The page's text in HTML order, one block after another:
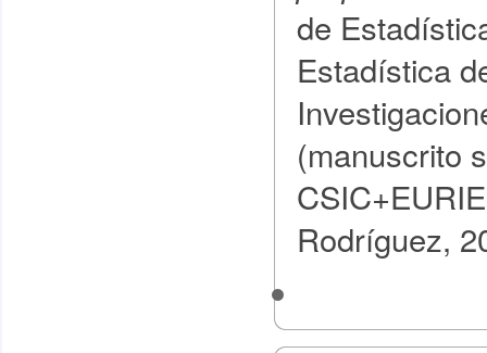
de
Estadística
(manuscrito
Rodríguez,